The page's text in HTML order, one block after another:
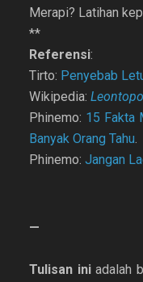
Merapi? Latihan
**
Referensi:
Tirto: Penyebab
Wikipedia:
Phinemo: 15 Fakta
Banyak Orang Tahu.
Phinemo: Jangan
—
Tulisan iniadalah